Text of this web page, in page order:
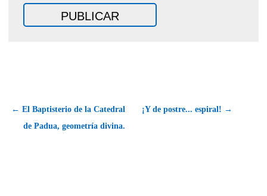
← El Baptisterio de la Catedral
de Padua, geometría divina.
¡Y de postre... espiral! →